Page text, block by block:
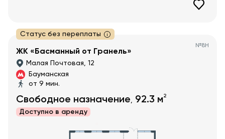
Статус без переплаты
№8Н
ЖК «Басманный от Гранель»
Малая Почтовая, 12
Бауманская
от 9 мин.
Свободное назначение, 92.3 м2
Доступно в аренду